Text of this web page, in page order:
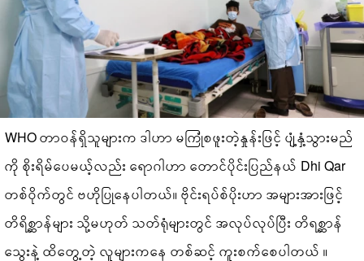
WHO တာဝန်ရှိသူများက ဒါဟာ မကြုံစဖူးတဲ့နှုန်းဖြင့် ပျံ့နှံ့သွားမည်
ကို စိုးရိမ်ပေမယ့်လည်း ရောဂါဟာ တောင်ပိုင်းပြည်နယ် Dhi Qar
တစ်ဝိုက်တွင် ဗဟိုပြုနေပါတယ်။ ဗိုင်းရပ်စ်ပိုးဟာ အများအားဖြင့်
တိရိစ္ဆာန်များ သို့မဟုတ် သတ်ရုံများတွင် အလုပ်လုပ်ပြီး တိရစ္ဆာန်
သွေးနဲ့ ထိတွေ့တဲ့ လူများကနေ တစ်ဆင့် ကူးစက်စေပါတယ် ။